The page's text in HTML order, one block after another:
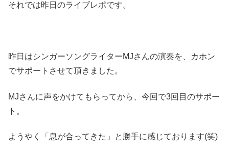
それでは昨日のライブレポです。
昨日はシンガーソングライターMJさんの演奏を、カホン
でサポートさせて頂きました。
MJさんに声をかけてもらってから、今回で3回目のサポー
ト。
ようやく「息が合ってきた」と勝手に感じております(笑)